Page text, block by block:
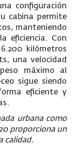
configuración
cabina permite
manteniendo
eficiencia. Con
kilómetros
una velocidad
máximo al
sigue siendo
eficiente y
urbana como
proporciona un
calidad.